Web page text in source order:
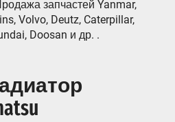
запчастей Yanmar,
Volvo, Deutz, Caterpillar,
Doosan и др. .